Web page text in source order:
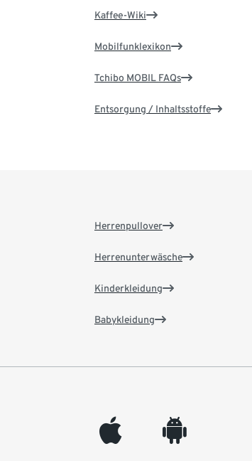
Kaffee-Wiki
Mobilfunklexikon
Tchibo MOBIL FAQs
Entsorgung / Inhaltsstoffe
Herrenpullover
Herrenunterwäsche
Kinderkleidung
Babykleidung
appleinc android